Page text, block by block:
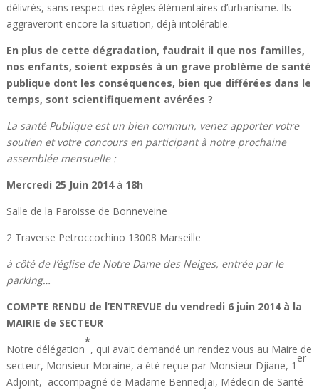
délivrés, sans respect des règles élémentaires d’urbanisme. Ils
aggraveront encore la situation, déjà intolérable.
En plus de cette dégradation, faudrait il que nos familles,
nos enfants, soient exposés à un grave problème de santé
publique dont les conséquences, bien que différées dans le
temps, sont scientifiquement avérées ?
La santé Publique est un bien commun, venez apporter votre
soutien et votre concours en participant à notre prochaine
assemblée mensuelle :
Mercredi 25 Juin 2014 à 18h
Salle de la Paroisse de Bonneveine
2 Traverse Petroccochino 13008 Marseille
à côté de l’église de Notre Dame des Neiges, entrée par le
parking…
COMPTE RENDU de l’ENTREVUE du vendredi 6 juin 2014 à la
MAIRIE de SECTEUR
Notre délégation
*
, qui avait demandé un rendez vous au Maire de
secteur, Monsieur Moraine, a été reçue par Monsieur Djiane, 1
er
Adjoint, accompagné de Madame Bennedjai, Médecin de Santé